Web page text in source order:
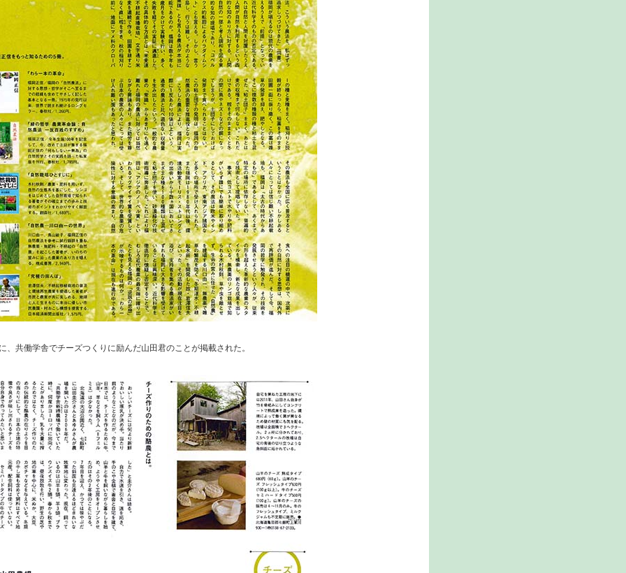
、共働学舎でチーズつくりに励んだ山田君のことが掲載された。